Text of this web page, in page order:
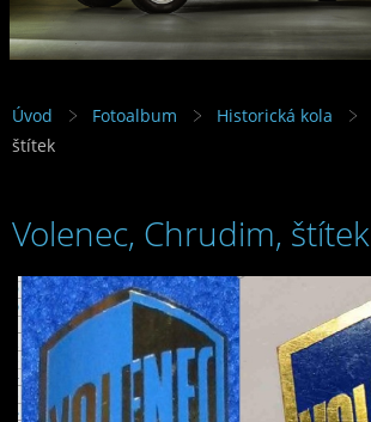
Úvod Fotoalbum Historická kola
štítek
Volenec, Chrudim, štítek